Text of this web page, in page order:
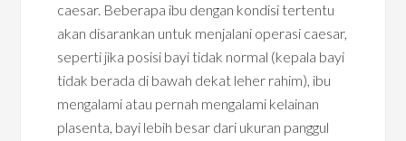
caesar. Beberapa ibu dengan kondisi tertentu
akan disarankan untuk menjalani operasi caesar,
seperti jika posisi bayi tidak normal (kepala bayi
tidak berada di bawah dekat leher rahim), ibu
mengalami atau pernah mengalami kelainan
plasenta, bayi lebih besar dari ukuran panggul